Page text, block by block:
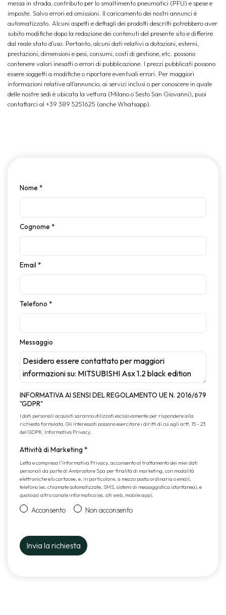
messa in strada, contributo per lo smaltimento pneumatici (PFU) e spese e
imposte. Salvo errori ed omissioni. Il caricamento dei nostri annunci è
automatizzato. Alcuni aspetti e dettagli dei prodotti descritti potrebbero aver
subito modifiche dopo la redazione dei contenuti del presente sito e differire
dal reale stato d’uso. Pertanto, alcuni dati relativi a dotazioni, esterni,
prestazioni, dimensioni e pesi, consumi, costi di gestione, etc. possono
contenere valori inesatti o errori di pubblicazione. I prezzi pubblicati possono
essere soggetti a modifiche o riportare eventuali errori. Per maggiori
informazioni relative all'annuncio, ai servizi inclusi o per conoscere in quale
delle nostre sedi è ubicata la vettura (Milano o Sesto San Giovanni), puoi
contattarci al +39 389 5251625 (anche Whatsapp).
Nome *
Cognome *
Email *
Telefono *
Messaggio
INFORMATIVA AI SENSI DEL REGOLAMENTO UE N. 2016/679
"GDPR"
I dati personali acquisiti saranno utilizzati esclusivamente per rispondere alla
richiesta formulata. Gli Interessati possono esercitare i diritti di cui agli artt. 15 - 23
del GDPR. Informativa Privacy.
Attività di Marketing *
Letta e compresa l’Informativa Privacy, acconsento al trattamento dei miei dati
personali da parte di Ambrostore Spa per finalità di marketing, con modalità
elettroniche e/o cartacee, e, in particolare, a mezzo posta ordinaria o email,
telefono (es. chiamate automatizzate, SMS, sistemi di messaggistica istantanea), e
qualsiasi altro canale informatico (es. siti web, mobile app).
Acconsento Non acconsento